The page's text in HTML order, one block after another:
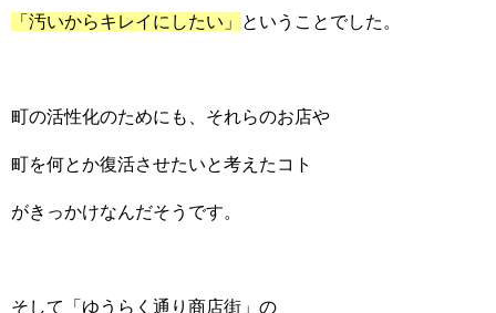
「汚いからキレイにしたい」 ということでした。
町の活性化のためにも、それらのお店や
町を何とか復活させたいと考えたコト
がきっかけなんだそうです。
そして「ゆうらく通り商店街」の